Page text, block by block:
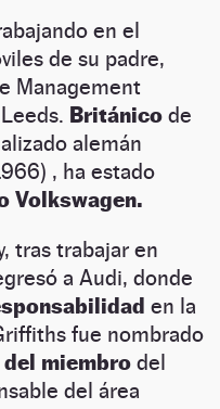
en el
de su padre,
Management
Británico de
alemán
, ha estado
Volkswagen.
tras trabajar en
a Audi, donde
en la
fue nombrado
miembro del
del área